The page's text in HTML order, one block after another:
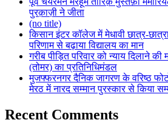
पुरक़ाज़ी ने जीता
(no title)
किसान इंटर कॉलेज में मेधावी छात्र-
परिणाम से बढ़ाया विद्यालय का मान
गरीब पीड़ित परिवार को न्याय दिलाने
(तोमर) का प्रतिनिधिमंडल
मुजफ्फरनगर दैनिक जागरण के वरिष्ठ
मेरठ में नारद सम्मान पुरस्कार से किया
Recent Comments